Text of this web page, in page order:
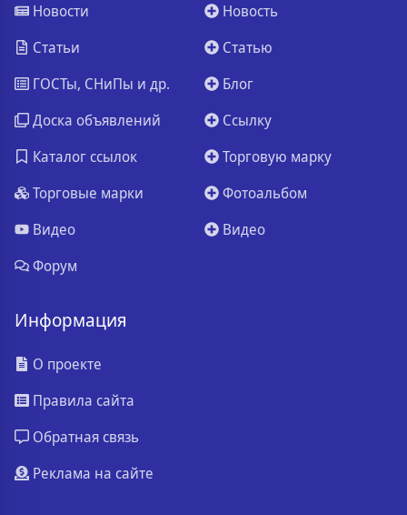
Новости
Статьи
ГОСТы, СНиПы и др.
Доска объявлений
Каталог ссылок
Торговые марки
Видео
Форум
Новость
Статью
Блог
Ссылку
Торговую марку
Фотоальбом
Видео
Информация
О проекте
Правила сайта
Обратная связь
Реклама на сайте